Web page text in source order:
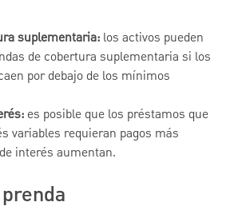
suplementaria: los activos pueden
de cobertura suplementaria si los
por debajo de los mínimos
es posible que los préstamos que
variables requieran pagos más
interés aumentan.